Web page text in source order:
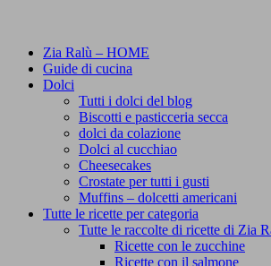
Zia Ralù – HOME
Guide di cucina
Dolci
Tutti i dolci del blog
Biscotti e pasticceria secca
dolci da colazione
Dolci al cucchiao
Cheesecakes
Crostate per tutti i gusti
Muffins – dolcetti americani
Tutte le ricette per categoria
Tutte le raccolte di ricette di Zia
Ricette con le zucchine
Ricette con il salmone